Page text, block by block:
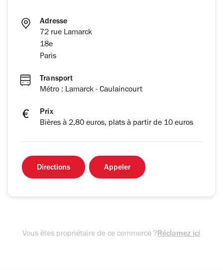
Adresse
72 rue Lamarck
18e
Paris
Transport
Métro : Lamarck - Caulaincourt
Prix
Bières à 2,80 euros, plats à partir de 10 euros
Directions Appeler
Vous êtes propriétaire de ce commerce ?Réclamez ici